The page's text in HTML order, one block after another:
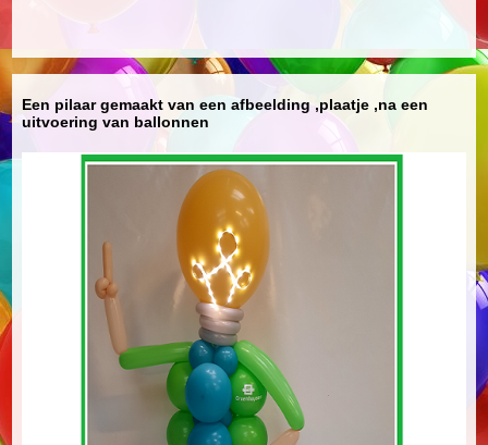
Een pilaar gemaakt van een afbeelding ,plaatje ,na een
uitvoering van ballonnen